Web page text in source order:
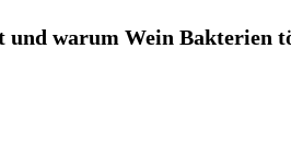
und warum Wein Bakterien